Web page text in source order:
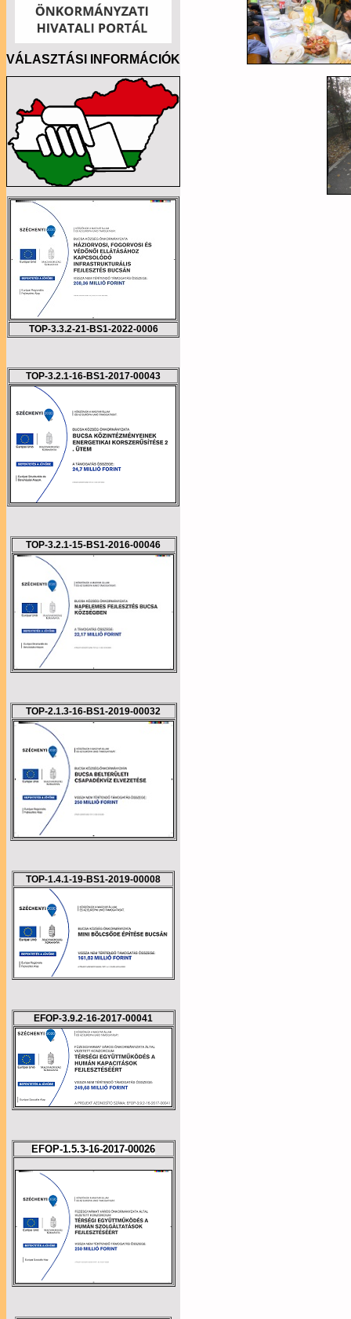
VÁLASZTÁSI INFORMÁCIÓK
TOP-3.3.2-21-BS1-2022-0006
TOP-3.2.1-16-BS1-2017-00043
TOP-3.2.1-15-BS1-2016-00046
TOP-2.1.3-16-BS1-2019-00032
TOP-1.4.1-19-BS1-2019-00008
EFOP-3.9.2-16-2017-00041
EFOP-1.5.3-16-2017-00026